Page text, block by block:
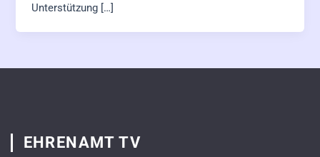
Unterstützung […]
EHRENAMT TV